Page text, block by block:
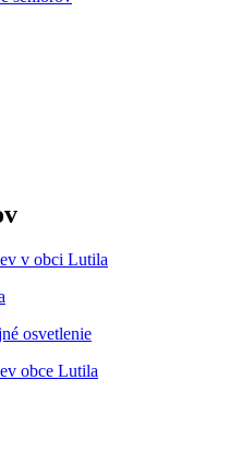
v obci Lutila
osvetlenie
obce Lutila